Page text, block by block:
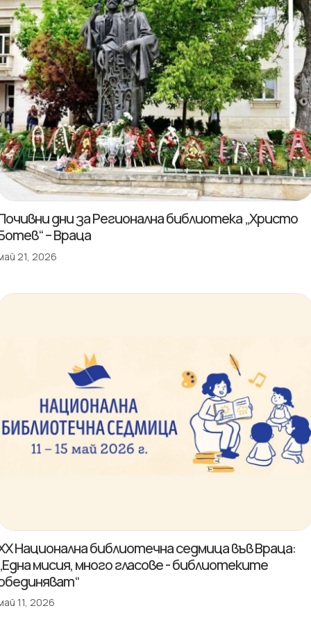
дни за Регионална библиотека „Христо
– Враца
21, 2026
Национална библиотечна седмица във Враца:
мисия, много гласове - библиотеките
11, 2026